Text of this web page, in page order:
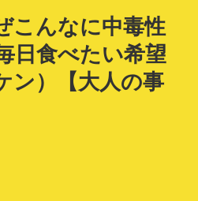
こんなに中毒性
日食べたい希望
ン）【大人の事